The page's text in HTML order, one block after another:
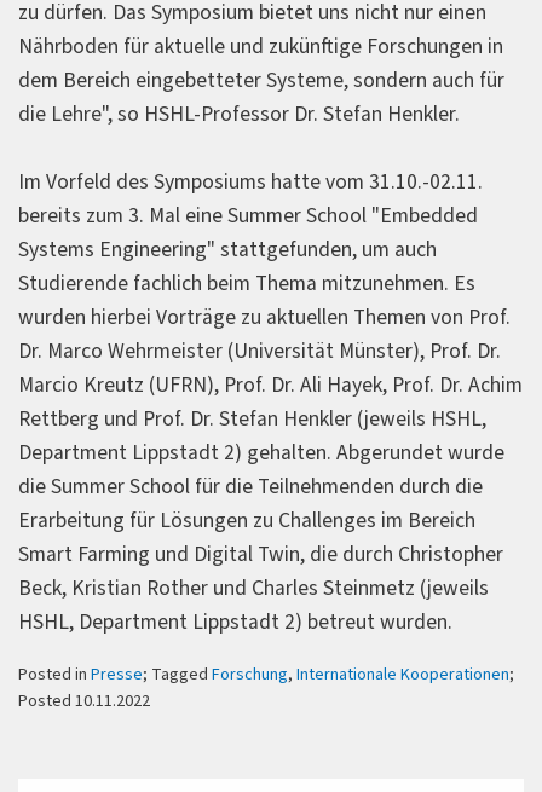
zu dürfen. Das Symposium bietet uns nicht nur einen
Nährboden für aktuelle und zukünftige Forschungen in
dem Bereich eingebetteter Systeme, sondern auch für
die Lehre", so HSHL-Professor Dr. Stefan Henkler.
Im Vorfeld des Symposiums hatte vom 31.10.-02.11.
bereits zum 3. Mal eine Summer School "Embedded
Systems Engineering" stattgefunden, um auch
Studierende fachlich beim Thema mitzunehmen. Es
wurden hierbei Vorträge zu aktuellen Themen von Prof.
Dr. Marco Wehrmeister (Universität Münster), Prof. Dr.
Marcio Kreutz (UFRN), Prof. Dr. Ali Hayek, Prof. Dr. Achim
Rettberg und Prof. Dr. Stefan Henkler (jeweils HSHL,
Department Lippstadt 2) gehalten. Abgerundet wurde
die Summer School für die Teilnehmenden durch die
Erarbeitung für Lösungen zu Challenges im Bereich
Smart Farming und Digital Twin, die durch Christopher
Beck, Kristian Rother und Charles Steinmetz (jeweils
HSHL, Department Lippstadt 2) betreut wurden.
Posted in Presse; Tagged Forschung, Internationale Kooperationen;
Posted 10.11.2022